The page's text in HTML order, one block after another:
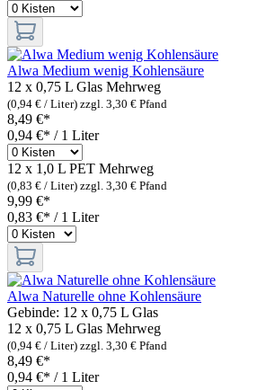
Alwa Medium wenig Kohlensäure
12 x 0,75 L Glas Mehrweg
(0,94 € / Liter) zzgl. 3,30 € Pfand
8,49 €*
0,94 €* / 1 Liter
12 x 1,0 L PET Mehrweg
(0,83 € / Liter) zzgl. 3,30 € Pfand
9,99 €*
0,83 €* / 1 Liter
Alwa Naturelle ohne Kohlensäure
Gebinde: 12 x 0,75 L Glas
12 x 0,75 L Glas Mehrweg
(0,94 € / Liter) zzgl. 3,30 € Pfand
8,49 €*
0,94 €* / 1 Liter